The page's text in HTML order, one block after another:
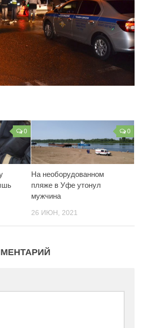
0 0
На необорудованном
пляже в Уфе утонул
мужчина
26 ИЮН, 2021